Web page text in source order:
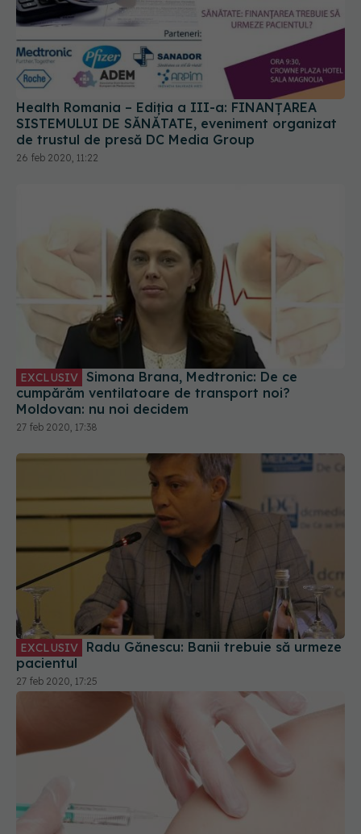
Health Romania – Ediția a III-a: FINANȚAREA
SISTEMULUI DE SĂNĂTATE, eveniment organizat
de trustul de presă DC Media Group
26 feb 2020, 11:22
EXCLUSIV
cumpărăm ventilatoare de transport noi?
Moldovan: nu noi decidem
27 feb 2020, 17:38
EXCLUSIV
pacientul
27 feb 2020, 17:25